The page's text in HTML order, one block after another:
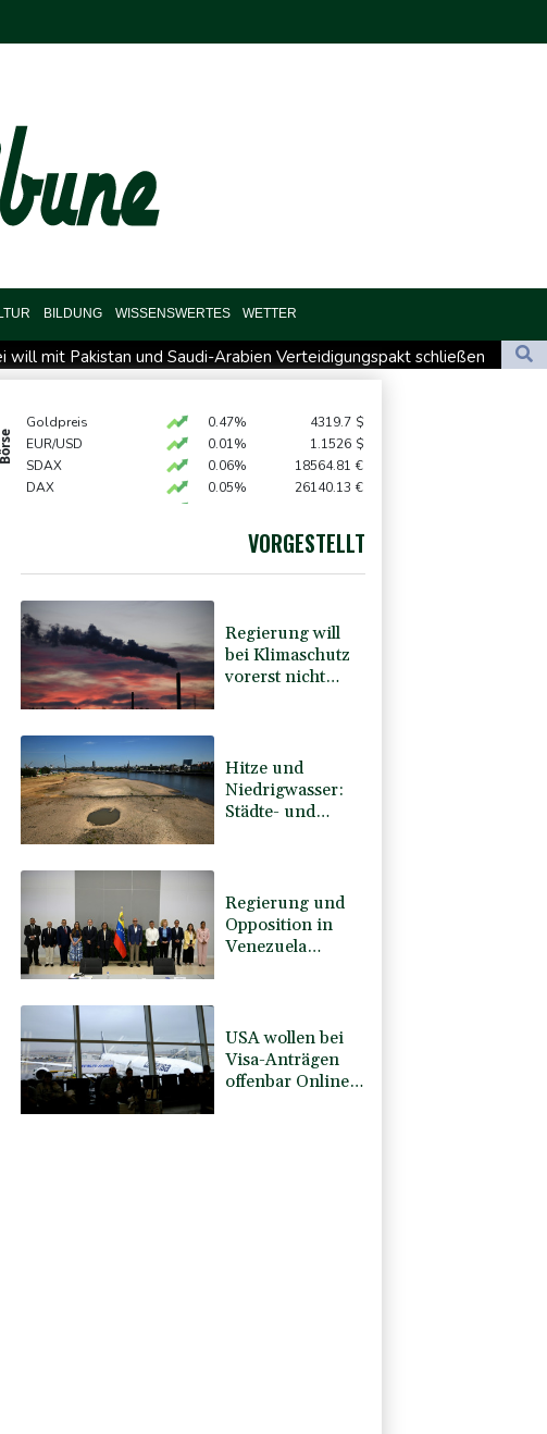
BILDUNG WISSENSWERTES WETTER
will mit Pakistan und Saudi-Arabien Verteidigungspakt schließen
Online-Aktivitäten noch stärker überprüfen
um US-Staatsbürgerschaft
Börse
Goldpreis 0.47% 4319.7 $
EUR/USD
0.01% 1.1526 $
SDAX
0.06% 18564.81 €
DAX
0.05% 26140.13 €
6502.56 €
4000.99 €
VORGESTELLT
Regierung will
bei Klimaschutz
vorerst nicht
Hitze und
Niedrigwasser:
Städte- und
Kraftakt"
Regierung und
Opposition in
Venezuela
USA wollen bei
Visa-Anträgen
offenbar Online-